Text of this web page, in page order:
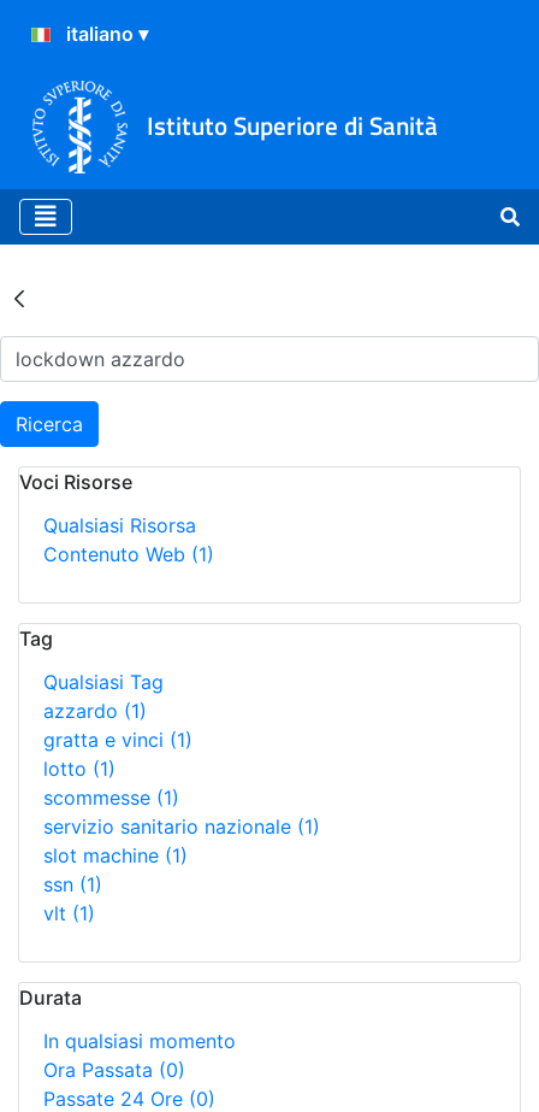
Istituto Superiore di Sanità
Risultati della Ricerca -
Ricerca
Voci Risorse
Qualsiasi Risorsa
Contenuto Web (1)
Tag
Qualsiasi Tag
azzardo (1)
gratta e vinci (1)
lotto (1)
scommesse (1)
servizio sanitario nazionale (1)
slot machine (1)
ssn (1)
vlt (1)
Durata
In qualsiasi momento
Ora Passata (0)
Passate 24 Ore (0)